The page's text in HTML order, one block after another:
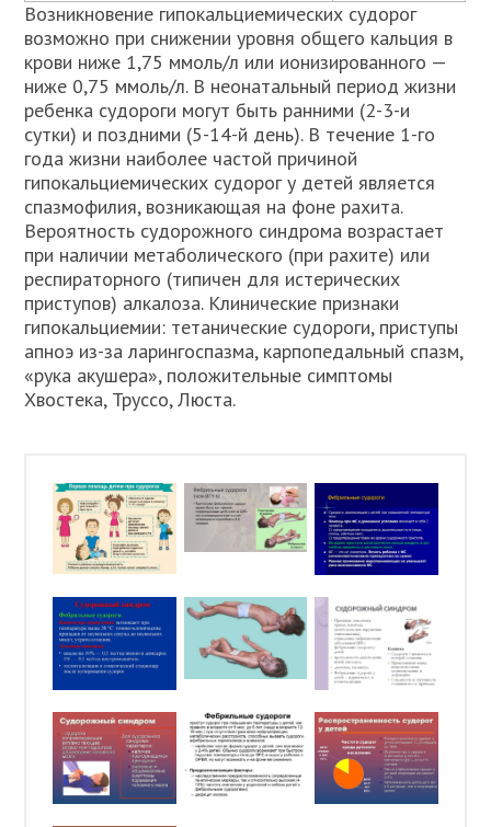
Возникновение гипокальциемических судорог
возможно при снижении уровня общего кальция в
крови ниже 1,75 ммоль/л или ионизированного —
ниже 0,75 ммоль/л. В неонатальный период жизни
ребенка судороги могут быть ранними (2-3-и
сутки) и поздними (5-14-й день). В течение 1-го
года жизни наиболее частой причиной
гипокальциемических судорог у детей является
спазмофилия, возникающая на фоне рахита.
Вероятность судорожного синдрома возрастает
при наличии метаболического (при рахите) или
респираторного (типичен для истерических
приступов) алкалоза. Клинические признаки
гипокальциемии: тетанические судороги, приступы
апноэ из-за ларингоспазма, карпопедальный спазм,
«рука акушера», положительные симптомы
Хвостека, Труссо, Люста.